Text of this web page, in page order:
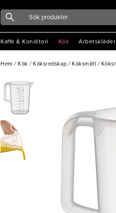
Kaffe & Konditori Kök Arbetskläder
Hem / Kök / Köksredskap / Köksmått /